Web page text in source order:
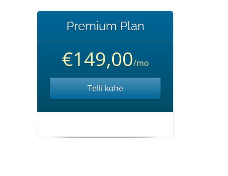
Premium Plan
€149,00/mo
Telli kohe